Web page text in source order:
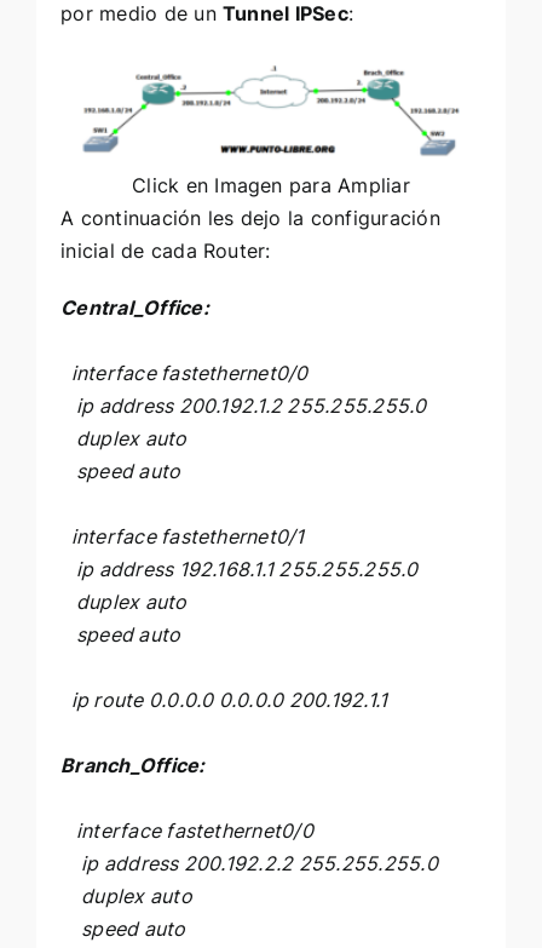
por medio de un Tunnel IPSec:
Click en Imagen para Ampliar
A continuación les dejo la configuración
inicial de cada Router:
Central_Office:
interface fastethernet0/0
ip address 200.192.1.2 255.255.255.0
duplex auto
speed auto
interface fastethernet0/1
ip address 192.168.1.1 255.255.255.0
duplex auto
speed auto
ip route 0.0.0.0 0.0.0.0 200.192.1.1
Branch_Office:
interface fastethernet0/0
ip address 200.192.2.2 255.255.255.0
duplex auto
speed auto